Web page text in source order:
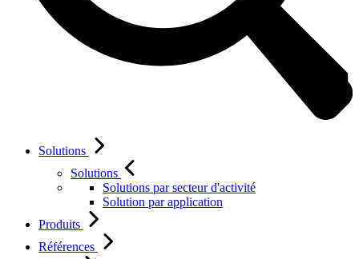
Solutions
Solutions
Solutions par secteur d'activité
Solution par application
Produits
Références